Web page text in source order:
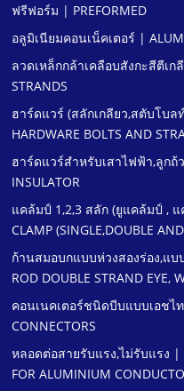
ฟรีฟอร์ม | PREFORMED
อลูมิเนียมคอนเน็คเตอร์ |
ลวดเหล็กกล้าเคลือบสังกะสีตีเก
STRANDS
ฮาร์ดแวร์ (สลักเกลียว,สตับโบ
HARDWARE BOLTS AND
ฮาร์ดแวร์สําหรับเสาไฟฟ้า,ลูกถ้ว
INSULATOR
แคล้มป์ 1,2,3 สลัก (ยูแคล้มป์ ,
CLAMP (SINGLE,DOUBLE
ก้านสมอบกแบบห่วงสองร่อง,แ
ROD DOUBLE STRAND EYE,
คอนเนคเตอร์ชนิดบีบแบบเอชไท
CONNECTORS
หลอดต่อสายรับแรง,ไม่รับแรง |
FOR ALUMINIUM